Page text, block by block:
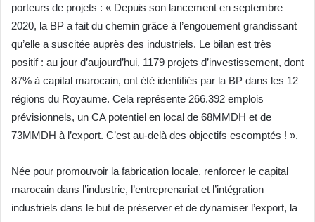
porteurs de projets : « Depuis son lancement en septembre
2020, la BP a fait du chemin grâce à l’engouement grandissant
qu’elle a suscitée auprès des industriels. Le bilan est très
positif : au jour d’aujourd’hui, 1179 projets d’investissement, dont
87% à capital marocain, ont été identifiés par la BP dans les 12
régions du Royaume. Cela représente 266.392 emplois
prévisionnels, un CA potentiel en local de 68MMDH et de
73MMDH à l’export. C’est au-delà des objectifs escomptés ! ».
Née pour promouvoir la fabrication locale, renforcer le capital
marocain dans l’industrie, l’entreprenariat et l’intégration
industriels dans le but de préserver et de dynamiser l’export, la